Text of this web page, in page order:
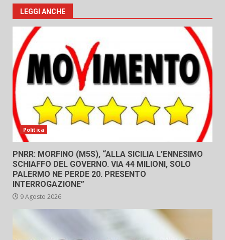
LEGGI ANCHE
Politica
PNRR: MORFINO (M5S), “ALLA SICILIA L’ENNESIMO
SCHIAFFO DEL GOVERNO. VIA 44 MILIONI, SOLO
PALERMO NE PERDE 20. PRESENTO
INTERROGAZIONE”
9 Agosto 2026